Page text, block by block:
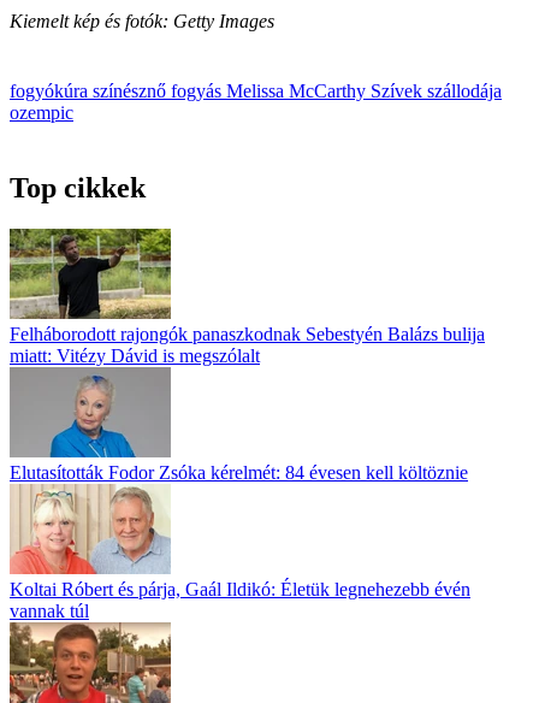
Kiemelt kép és fotók: Getty Images
fogyókúra színésznő fogyás Melissa McCarthy Szívek szállodája
ozempic
Top cikkek
Felháborodott rajongók panaszkodnak Sebestyén Balázs bulija
miatt: Vitézy Dávid is megszólalt
Elutasították Fodor Zsóka kérelmét: 84 évesen kell költöznie
Koltai Róbert és párja, Gaál Ildikó: Életük legnehezebb évén
vannak túl